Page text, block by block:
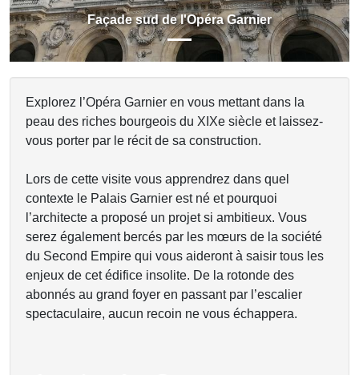
Façade sud de l'Opéra Garnier
Explorez l’Opéra Garnier en vous mettant dans la
peau des riches bourgeois du XIXe siècle et laissez-
vous porter par le récit de sa construction.
Lors de cette visite vous apprendrez dans quel
contexte le Palais Garnier est né et pourquoi
l’architecte a proposé un projet si ambitieux. Vous
serez également bercés par les mœurs de la société
du Second Empire qui vous aideront à saisir tous les
enjeux de cet édifice insolite. De la rotonde des
abonnés au grand foyer en passant par l’escalier
spectaculaire, aucun recoin ne vous échappera.